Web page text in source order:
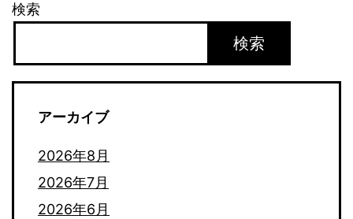
検索
検索
アーカイブ
2026年8月
2026年7月
2026年6月